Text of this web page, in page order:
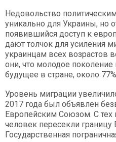
Недовольство
уникально для Украины, но
появившийся доступ к
дают толчок для усиления
украинцам всех возрастов
они, что молодое
будущее в стране, около
Уровень миграции
2017 года был объявлен
Европейским Союзом. С тех
человек пересекли границу
Государственная